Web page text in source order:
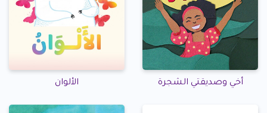
أخي وصديقتي الشجرة الألوان